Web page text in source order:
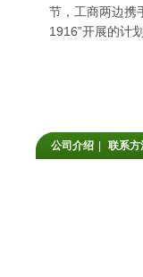
节，工商两边携
1916”开展的计
公司介绍 联系方